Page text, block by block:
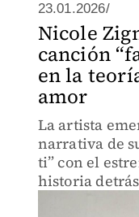
23.01.2026/
Nicole
canción
en la
amor
La artista
narrativa de
ti” con el
historia detrás